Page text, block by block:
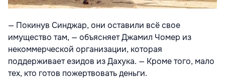
— Покинув Синджар, они оставили всё свое
имущество там, — объясняет Джамил Чомер из
некоммерческой организации, которая
поддерживает езидов из Дахука. — Кроме того, мало
тех, кто готов пожертвовать деньги.